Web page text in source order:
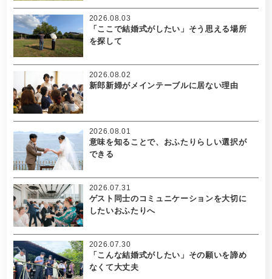
「ここで結婚式がしたい」そう思える場所
を探して
2026.08.03
新郎新婦がメインテーブルに居ない理由
2026.08.02
意味を知ることで、おふたりらしい選択が
できる
2026.08.01
ゲスト同士のコミュニケーションを大切に
したいおふたりへ
2026.07.31
「こんな結婚式がしたい」その願いを諦め
なくて大丈夫
2026.07.30